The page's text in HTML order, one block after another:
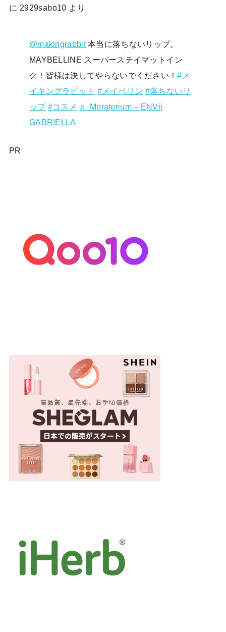
に 2929sabo10 より
@makingrabbit本当に落ちないリップ。
MAYBELLINE スーパーステイマットイン
ク！皆様は決してやらないでください！#メ
イキングラビット #メイベリン #落ちないリ
ップ #コスメ ♬ Moratorium – ENVii
GABRIELLA
PR